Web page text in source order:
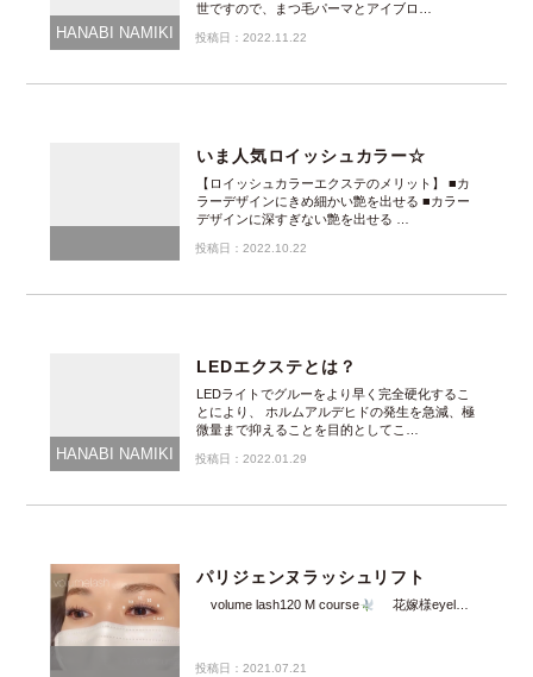
HANABI NAMIKI
世ですので、まつ毛パーマとアイブロ…
投稿日：2022.11.22
いま人気ロイッシュカラー☆
【ロイッシュカラーエクステのメリット】 ■カ
ラーデザインにきめ細かい艶を出せる ■カラー
デザインに深すぎない艶を出せる …
投稿日：2022.10.22
HANABI NAMIKI
LEDエクステとは？
LEDライトでグルーをより早く完全硬化するこ
とにより、 ホルムアルデヒドの発生を急減、極
微量まで抑えることを目的としてこ…
投稿日：2022.01.29
パリジェンヌラッシュリフト
volume lash120 M course 花嫁様eyel…
投稿日：2021.07.21